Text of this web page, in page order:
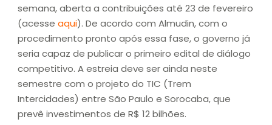
semana, aberta a contribuições até 23 de fevereiro
(acesse aqui). De acordo com Almudin, com o
procedimento pronto após essa fase, o governo já
seria capaz de publicar o primeiro edital de diálogo
competitivo. A estreia deve ser ainda neste
semestre com o projeto do TIC (Trem
Intercidades) entre São Paulo e Sorocaba, que
prevê investimentos de R$ 12 bilhões.